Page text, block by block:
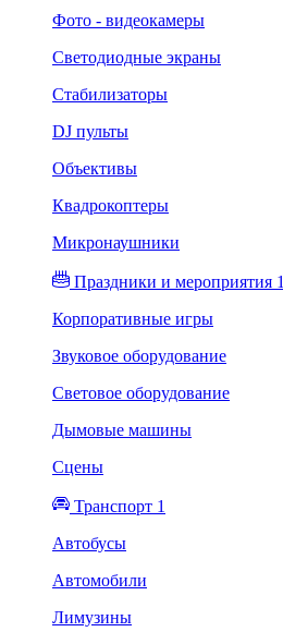
Фото - видеокамеры
Светодиодные экраны
Стабилизаторы
DJ пульты
Объективы
Квадрокоптеры
Микронаушники
Праздники и мероприятия 1
Корпоративные игры
Звуковое оборудование
Световое оборудование
Дымовые машины
Сцены
Транспорт 1
Автобусы
Автомобили
Лимузины